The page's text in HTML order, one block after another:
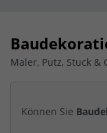
Maler, Putz, Stuck &
Können Sie